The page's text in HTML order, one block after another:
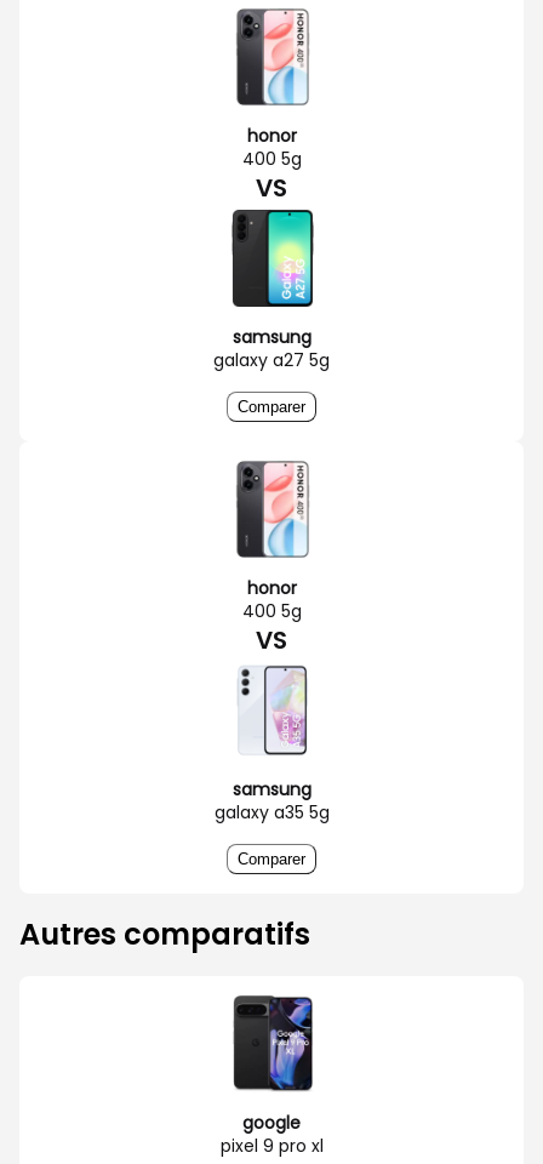
honor
400 5g
VS
samsung
galaxy a27 5g
Comparer
honor
400 5g
VS
samsung
galaxy a35 5g
Comparer
Autres comparatifs
google
pixel 9 pro xl